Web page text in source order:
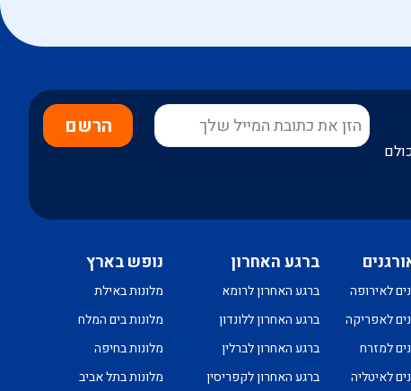
הרשם
לאירופה
לאפריקה
למזרח
לאיטליה
ברגע האחרון
ברגע האחרון לרומא
ברגע האחרון ללונדון
ברגע האחרון לברלין
ברגע האחרון לקפריסין
נופש בארץ
מלונות באילת
מלונות בים המלח
מלונות בחיפה
מלונות בתל אביב